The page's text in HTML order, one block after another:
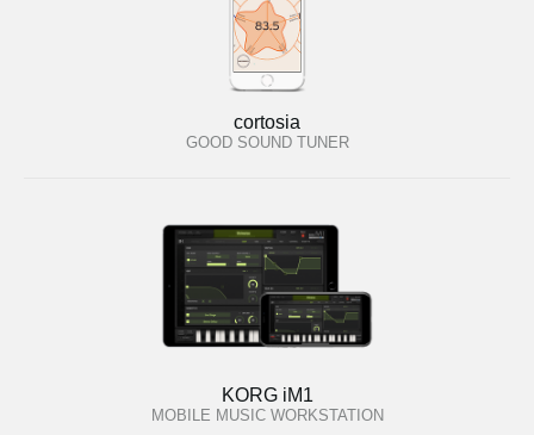
cortosia
GOOD SOUND TUNER
KORG iM1
MOBILE MUSIC WORKSTATION